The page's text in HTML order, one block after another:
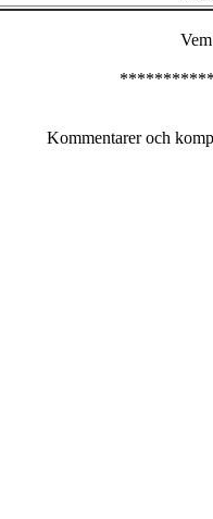
Kommentarer och